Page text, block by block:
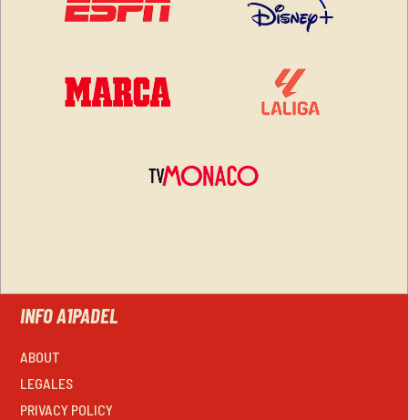
INFO A1PADEL
ABOUT
LEGALES
PRIVACY POLICY